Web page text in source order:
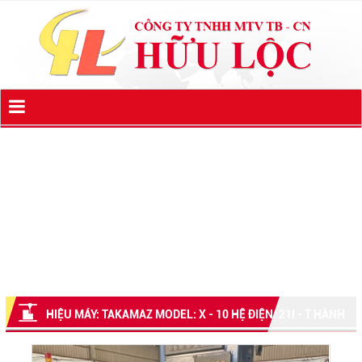
HIỆU MÁY: TAKAMAZ MODEL: X - 10 HỆ ĐIỆN: 21I - T HÀNH
TRÌNH X/Z : 240/230MM TỐC ĐỘ TRỤC CHÍNH: 4.500